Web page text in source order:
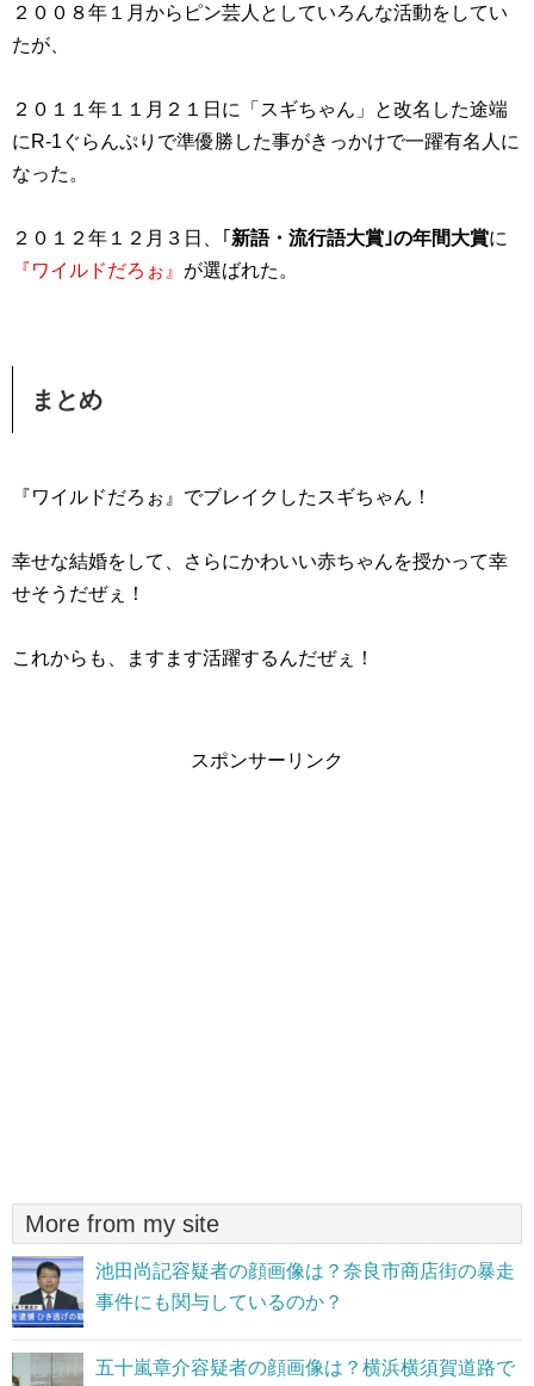
２００８年１月からピン芸人としていろんな活動をしてい
たが、
２０１１年１１月２１日に「スギちゃん」と改名した途端
にR-1ぐらんぷりで準優勝した事がきっかけで一躍有名人に
なった。
２０１２年１２月３日、｢ 新語・流行語大賞｣の年間大賞に
『ワイルドだろぉ』 が選ばれた。
まとめ
『ワイルドだろぉ』でブレイクしたスギちゃん！
幸せな結婚をして、さらにかわいい赤ちゃんを授かって幸
せそうだぜぇ！
これからも、ますます活躍するんだぜぇ！
スポンサーリンク
More from my site
池田尚記容疑者の顔画像は？奈良市商店街の暴走
事件にも関与しているのか？
五十嵐章介容疑者の顔画像は？横浜横須賀道路で